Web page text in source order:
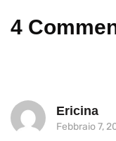
4
Ericina
Febbraio 7,